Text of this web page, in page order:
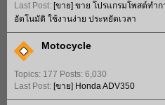
Last Post: [ขาย] ขาย โปรแกรมโพสต์ทำก
อัตโนมัติ ใช้งานง่าย ประหยัดเวลา
Motocycle
Topics: 177 Posts: 6,030
Last Post: [ขาย] Honda ADV350